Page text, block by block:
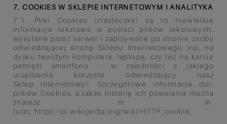
7. COOKIES W SKLEPIE INTERNETOWYM I ANALITYKA
7.1. Pliki Cookies (ciasteczka) są to niewielkie
informacje tekstowe w postaci plików tekstowych,
wysyłane przez serwer izapisywane po stronie osoby
odwiedzającej stronę Sklepu Internetowego (np. na
dysku twardym komputera, laptopa, czy też na karcie
pamięci smartfonu – w zależności z jakiego
urządzenia korzysta odwiedzający nasz
Sklep Internetowy). Szczegółowe informacje dot.
plików Cookies, a także historię ich powstania można
znaleźć m. in.
tutaj: https://pl.wikipedia.org/wiki/HTTP_cookie.